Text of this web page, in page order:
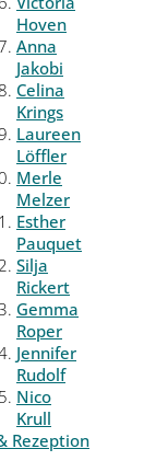
Hoven
Anna
Jakobi
Celina
Krings
Laureen
Löffler
Merle
Melzer
Esther
Pauquet
Silja
Rickert
Gemma
Roper
Jennifer
Rudolf
Nico
Krull
Rezeption